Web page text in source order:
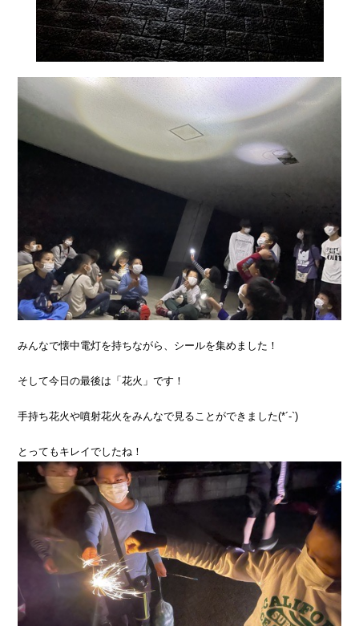
みんなで懐中電灯を持ちながら、シールを集めました！
そして今日の最後は「花火」です！
手持ち花火や噴射花火をみんなで見ることができました(*´-`)
とってもキレイでしたね！